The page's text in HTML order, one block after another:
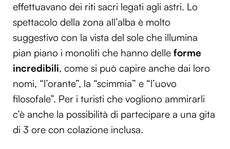
effettuavano dei riti sacri legati agli astri. Lo
spettacolo della zona all’alba è molto
suggestivo con la vista del sole che illumina
pian piano i monoliti che hanno delle forme
incredibili, come si può capire anche dai loro
nomi, “l’orante”, la “scimmia” e “l’uovo
filosofale”. Per i turisti che vogliono ammirarli
c’è anche la possibilità di partecipare a una gita
di 3 ore con colazione inclusa.